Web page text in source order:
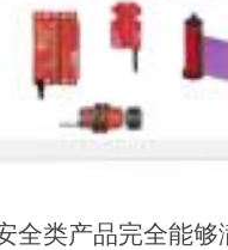
类产品完全能够